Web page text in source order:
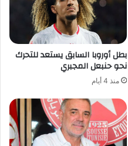
بطل أوروبا السابق يستعد للتحرك
نحو حنبعل المجبري
منذ 4 أيام